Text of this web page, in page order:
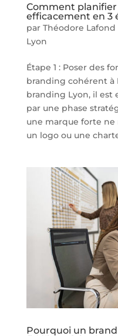
Comment
efficacement en 3
par Théodore Lafond
Lyon
Étape 1 : Poser des
branding cohérent à
branding Lyon, il est
par une phase
une marque forte
un logo ou une
Pourquoi un